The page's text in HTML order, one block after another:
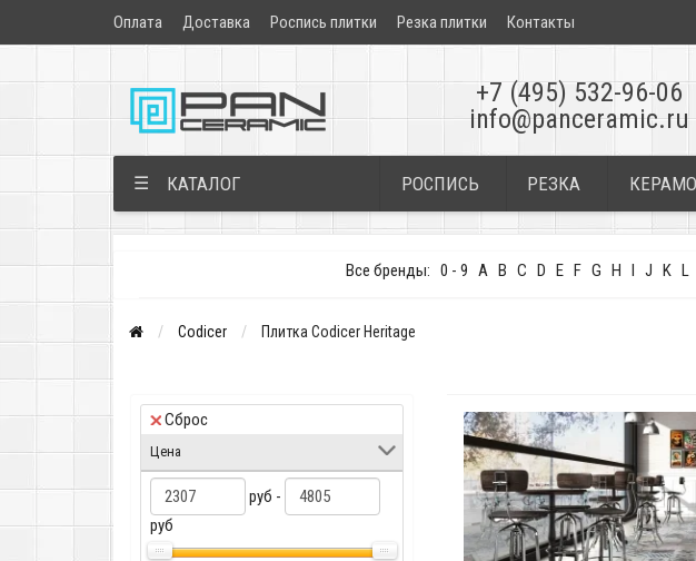
Оплата Доставка Роспись плитки Резка плитки Контакты
+7 (495) 532-96-06
info@panceramic.ru
☰ КАТАЛОГ РОСПИСЬ РЕЗКА
Все бренды: 0 - 9 A B C D E F G H I J K L
Codicer Плитка Codicer Heritage
Сброс
Цена
руб -
руб